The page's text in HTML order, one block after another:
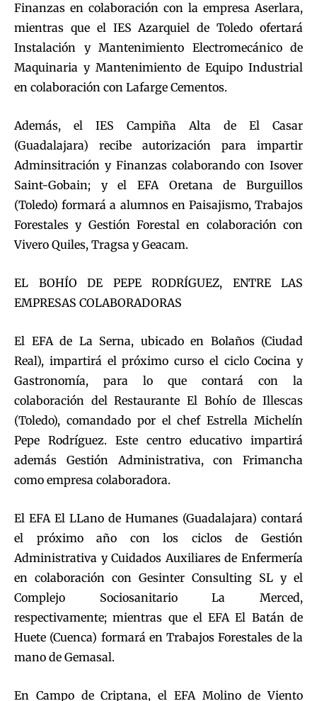
Finanzas en colaboración con la empresa Aserlara,
mientras que el IES Azarquiel de Toledo ofertará
Instalación y Mantenimiento Electromecánico de
Maquinaria y Mantenimiento de Equipo Industrial
en colaboración con Lafarge Cementos.
Además, el IES Campiña Alta de El Casar
(Guadalajara) recibe autorización para impartir
Adminsitración y Finanzas colaborando con Isover
Saint-Gobain; y el EFA Oretana de Burguillos
(Toledo) formará a alumnos en Paisajismo, Trabajos
Forestales y Gestión Forestal en colaboración con
Vivero Quiles, Tragsa y Geacam.
EL BOHÍO DE PEPE RODRÍGUEZ, ENTRE LAS
EMPRESAS COLABORADORAS
El EFA de La Serna, ubicado en Bolaños (Ciudad
Real), impartirá el próximo curso el ciclo Cocina y
Gastronomía, para lo que contará con la
colaboración del Restaurante El Bohío de Illescas
(Toledo), comandado por el chef Estrella Michelín
Pepe Rodríguez. Este centro educativo impartirá
además Gestión Administrativa, con Frimancha
como empresa colaboradora.
El EFA El LLano de Humanes (Guadalajara) contará
el próximo año con los ciclos de Gestión
Administrativa y Cuidados Auxiliares de Enfermería
en colaboración con Gesinter Consulting SL y el
Complejo Sociosanitario La Merced,
respectivamente; mientras que el EFA El Batán de
Huete (Cuenca) formará en Trabajos Forestales de la
mano de Gemasal.
En Campo de Criptana, el EFA Molino de Viento